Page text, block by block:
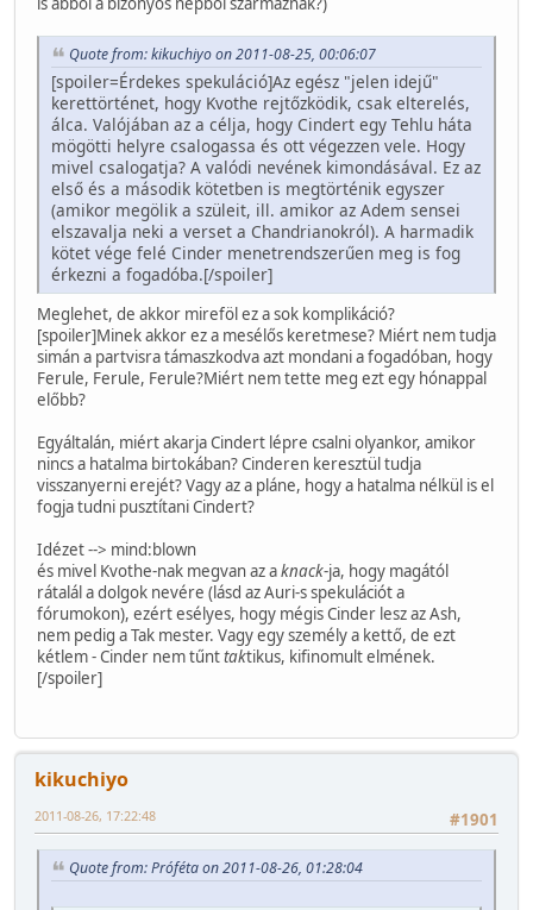
Quote from: kikuchiyo on 2011-08-25, 00:06:07
[spoiler=Érdekes spekuláció]Az egész "jelen idejű"
kerettörténet, hogy Kvothe rejtőzködik, csak elterelés,
álca. Valójában az a célja, hogy Cindert egy Tehlu háta
mögötti helyre csalogassa és ott végezzen vele. Hogy
mivel csalogatja? A valódi nevének kimondásával. Ez az
első és a második kötetben is megtörténik egyszer
(amikor megölik a szüleit, ill. amikor az Adem sensei
elszavalja neki a verset a Chandrianokról). A harmadik
kötet vége felé Cinder menetrendszerűen meg is fog
érkezni a fogadóba.[/spoiler]
Meglehet, de akkor mireföl ez a sok komplikáció?
[spoiler]Minek akkor ez a mesélős keretmese? Miért nem tudja
simán a partvisra támaszkodva azt mondani a fogadóban, hogy
Ferule, Ferule, Ferule?Miért nem tette meg ezt egy hónappal
előbb?
Egyáltalán, miért akarja Cindert lépre csalni olyankor, amikor
nincs a hatalma birtokában? Cinderen keresztül tudja
visszanyerni erejét? Vagy az a pláne, hogy a hatalma nélkül is el
fogja tudni pusztítani Cindert?
Idézet --> mind:blown
és mivel Kvothe-nak megvan az aknack-ja, hogy magától
rátalál a dolgok nevére (lásd az Auri-s spekulációt a
fórumokon), ezért esélyes, hogy mégis Cinder lesz az Ash,
nem pedig a Tak mester. Vagy egy személy a kettő, de ezt
kétlem - Cinder nem tűnttaktikus, kifinomult elmének.
[/spoiler]
kikuchiyo
#1901
2011-08-26, 17:22:48
Quote from: Próféta on 2011-08-26, 01:28:04